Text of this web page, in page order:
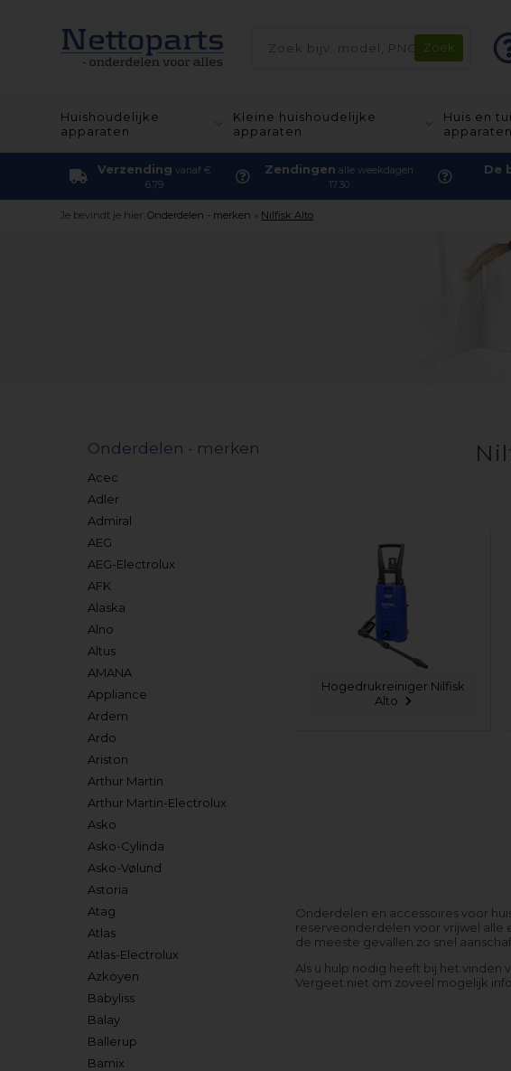
Huishoudelijke
apparaten
Kleine huishoudelijke
apparaten
Huis en
apparaten
Verzending vanaf €
6,79
Zendingen alle weekdagen
17.30
De
Je bevindt je hier: Onderdelen - merken Nilfisk Alto
Onderdelen - merken
Acec
Adler
Admiral
AEG
AEG-Electrolux
AFK
Alaska
Alno
Altus
AMANA
Appliance
Ardem
Ardo
Ariston
Arthur Martin
Arthur Martin-Electrolux
Asko
Asko-Cylinda
Asko-Vølund
Astoria
Atag
Atlas
Atlas-Electrolux
Azkoyen
Babyliss
Balay
Ballerup
Bamix
Hogedrukreiniger Nilfisk
Alto
Onderdelen en accessoires voor
reserveonderdelen voor vrijwel alle
de meeste gevallen zo snel
Als u hulp nodig heeft bij het
Vergeet niet om zoveel mogelijk